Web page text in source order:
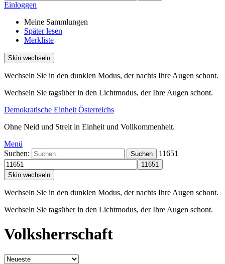
Einloggen
Meine Sammlungen
Später lesen
Merkliste
Skin wechseln
Wechseln Sie in den dunklen Modus, der nachts Ihre Augen schont.
Wechseln Sie tagsüber in den Lichtmodus, der Ihre Augen schont.
Demokratische Einheit Österreichs
Ohne Neid und Streit in Einheit und Vollkommenheit.
Menü
Suchen:
Suchen 11651
Skin wechseln
Wechseln Sie in den dunklen Modus, der nachts Ihre Augen schont.
Wechseln Sie tagsüber in den Lichtmodus, der Ihre Augen schont.
Volksherrschaft